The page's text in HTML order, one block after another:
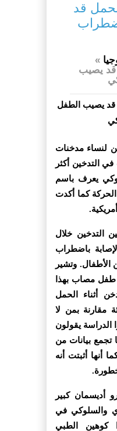
قد
»
قد يصيب
لنساء مدخنات
التدخين أكثر
يعرف باسم
كما أكدت
التدخين خلال
باضطراب
الأطفال. وتشير
طفل مصاب بهذا
أثناء الحمل
60 في المئة مقارنة بمن لا
الدراسة يقولون
تجمع بيانات من
أنها أثبتت أنه
أديسمان كبير
والسلوكي في
كوهين الطبي